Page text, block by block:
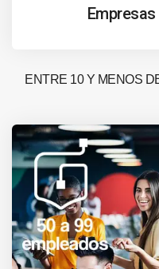
ENTRE 10 Y MENOS